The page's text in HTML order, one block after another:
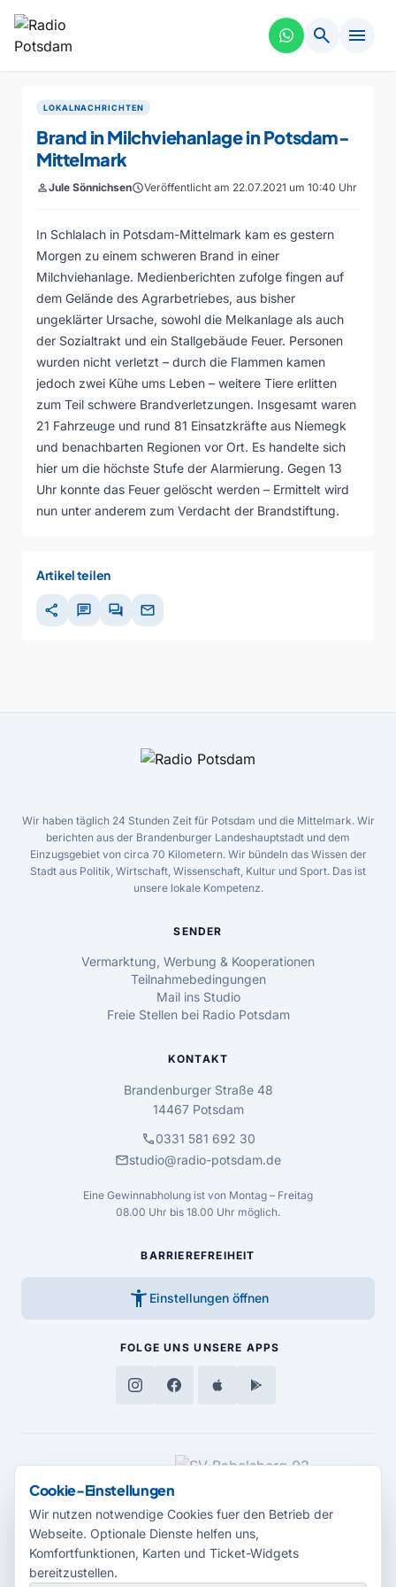
search menu
LOKALNACHRICHTEN
Brand in Milchviehanlage in Potsdam-
Mittelmark
personJule SönnichsenscheduleVeröffentlicht am 22.07.2021 um 10:40 Uhr
In Schlalach in Potsdam-Mittelmark kam es gestern
Morgen zu einem schweren Brand in einer
Milchviehanlage. Medienberichten zufolge fingen auf
dem Gelände des Agrarbetriebes, aus bisher
ungeklärter Ursache, sowohl die Melkanlage als auch
der Sozialtrakt und ein Stallgebäude Feuer. Personen
wurden nicht verletzt – durch die Flammen kamen
jedoch zwei Kühe ums Leben – weitere Tiere erlitten
zum Teil schwere Brandverletzungen. Insgesamt waren
21 Fahrzeuge und rund 81 Einsatzkräfte aus Niemegk
und benachbarten Regionen vor Ort. Es handelte sich
hier um die höchste Stufe der Alarmierung. Gegen 13
Uhr konnte das Feuer gelöscht werden – Ermittelt wird
nun unter anderem zum Verdacht der Brandstiftung.
Artikel teilen
share chat forum mail
Wir haben täglich 24 Stunden Zeit für Potsdam und die Mittelmark. Wir
berichten aus der Brandenburger Landeshauptstadt und dem
Einzugsgebiet von circa 70 Kilometern. Wir bündeln das Wissen der
Stadt aus Politik, Wirtschaft, Wissenschaft, Kultur und Sport. Das ist
unsere lokale Kompetenz.
SENDER
Vermarktung, Werbung & Kooperationen
Teilnahmebedingungen
Mail ins Studio
Freie Stellen bei Radio Potsdam
KONTAKT
Brandenburger Straße 48
14467 Potsdam
call0331 581 692 30
mailstudio@radio-potsdam.de
Eine Gewinnabholung ist von Montag – Freitag
08.00 Uhr bis 18.00 Uhr möglich.
BARRIEREFREIHEIT
accessibility_new Einstellungen öffnen
FOLGE UNS UNSERE APPS
MEDIENPARTNER
Cookie-Einstellungen
Wir nutzen notwendige Cookies fuer den Betrieb der
Webseite. Optionale Dienste helfen uns,
Komfortfunktionen, Karten und Ticket-Widgets
bereitzustellen.